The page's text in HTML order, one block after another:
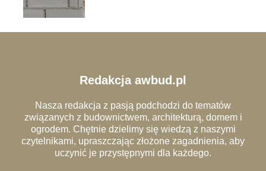
Redakcja awbud.pl
Nasza redakcja z pasją podchodzi do tematów
związanych z budownictwem, architekturą, domem i
ogrodem. Chętnie dzielimy się wiedzą z naszymi
czytelnikami, upraszczając złożone zagadnienia, aby
uczynić je przystępnymi dla każdego.